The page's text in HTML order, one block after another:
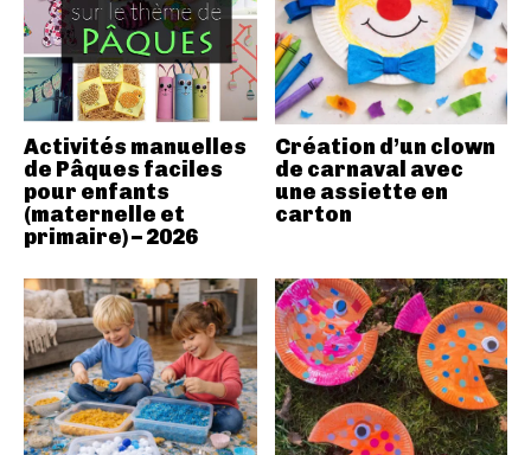
Activités manuelles
de Pâques faciles
pour enfants
(maternelle et
primaire) – 2026
Création d’un clown
de carnaval avec
une assiette en
carton